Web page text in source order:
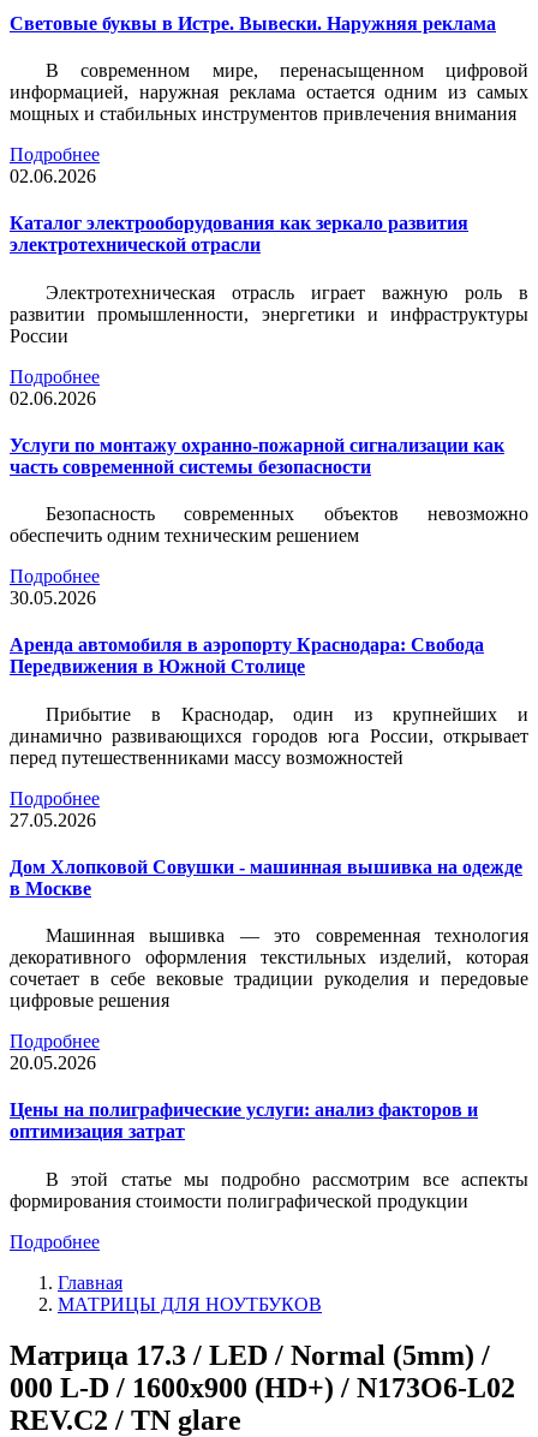
Световые буквы в Истре. Вывески. Наружняя реклама
В современном мире, перенасыщенном цифровой
информацией, наружная реклама остается одним из самых
мощных и стабильных инструментов привлечения внимания
Подробнее
02.06.2026
Каталог электрооборудования как зеркало развития
электротехнической отрасли
Электротехническая отрасль играет важную роль в
развитии промышленности, энергетики и инфраструктуры
России
Подробнее
02.06.2026
Услуги по монтажу охранно-пожарной сигнализации как
часть современной системы безопасности
Безопасность современных объектов невозможно
обеспечить одним техническим решением
Подробнее
30.05.2026
Аренда автомобиля в аэропорту Краснодара: Свобода
Передвижения в Южной Столице
Прибытие в Краснодар, один из крупнейших и
динамично развивающихся городов юга России, открывает
перед путешественниками массу возможностей
Подробнее
27.05.2026
Дом Хлопковой Совушки - машинная вышивка на одежде
в Москве
Машинная вышивка — это современная технология
декоративного оформления текстильных изделий, которая
сочетает в себе вековые традиции рукоделия и передовые
цифровые решения
Подробнее
20.05.2026
Цены на полиграфические услуги: анализ факторов и
оптимизация затрат
В этой статье мы подробно рассмотрим все аспекты
формирования стоимости полиграфической продукции
Подробнее
Главная
МАТРИЦЫ ДЛЯ НОУТБУКОВ
Матрица 17.3 / LED / Normal (5mm) /
000 L-D / 1600x900 (HD+) / N173O6-L02
REV.C2 / TN glare